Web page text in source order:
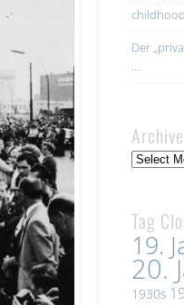
Der
…
Archives
Tag
19.
20.
1930s